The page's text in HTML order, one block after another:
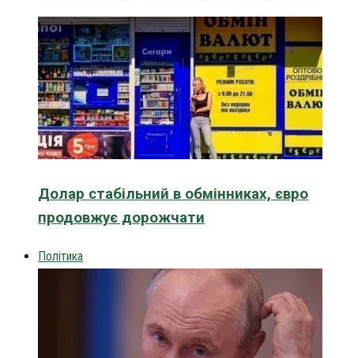
Долар стабільний в обмінниках, євро
продовжує дорожчати
Політика